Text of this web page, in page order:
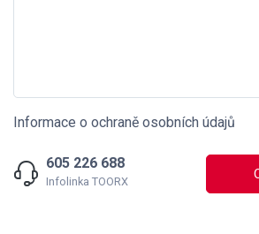
Informace o ochraně osobních údajů
605 226 688
Infolinka TOORX